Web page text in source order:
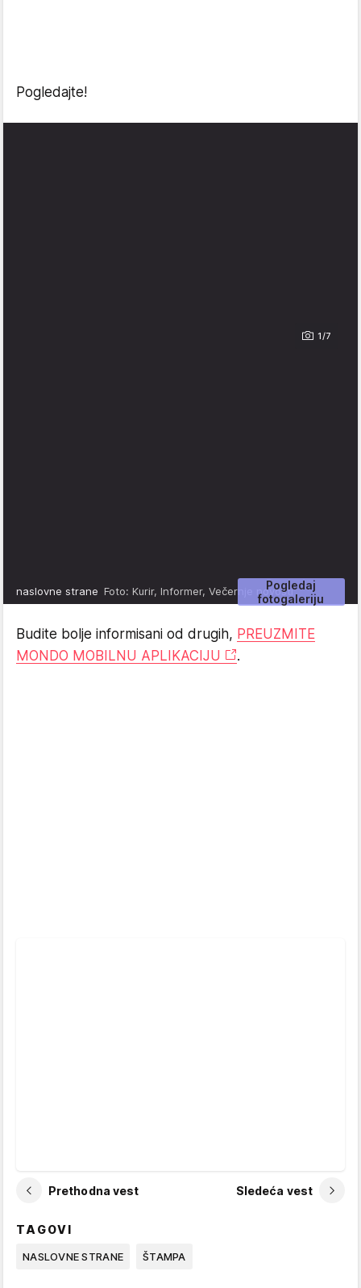
Pogledajte!
1/7
Pogledaj
fotogaleriju
naslovne strane Foto: Kurir, Informer, Večernje novosti
Budite bolje informisani od drugih, PREUZMITE
MONDO MOBILNU APLIKACIJU
.
Prethodna vest Sledeća vest
TAGOVI
NASLOVNE STRANE ŠTAMPA